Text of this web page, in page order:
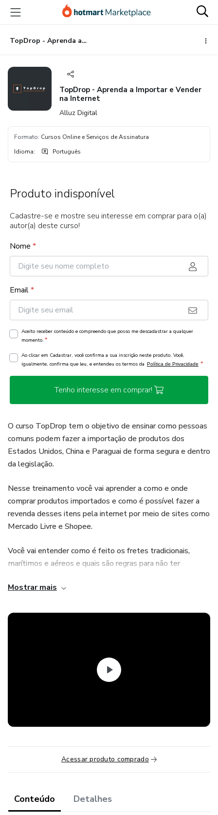
para
conteúdo
principal
para
pagamento
para
rodapé
TopDrop - Aprenda a Importar e Vender na Internet
TopDrop - Aprenda a Importar e Vender
na Internet
Alluz Digital
Formato: Cursos Online e Serviços de Assinatura
Idioma: Português
Produto indisponível
Cadastre-se e mostre seu interesse em comprar para o(a)
autor(a) deste curso!
Nome *
Email*
Aceito receber conteúdo e compreendo que posso me descadastrar a qualquer
momento. *
Ao clicar em Cadastrar, você confirma a sua inscrição neste produto. Você,
igualmente, confirma que leu, e entendeu os termos da Política de Privacidade *
Tenho interesse em comprar!
O curso TopDrop tem o objetivo de ensinar como pessoas
comuns podem fazer a importação de produtos dos
Estados Unidos, China e Paraguai de forma segura e dentro
da legislação.
Nesse treinamento você vai aprender a como e onde
comprar produtos importados e como é possível fazer a
revenda desses itens pela internet por meio de sites como
Mercado Livre e Shopee.
Você vai entender como é feito os fretes tradicionais,
marítimos e aéreos e quais são regras para não ter
avançado, passando desde como fazer cadastros em
Mostrar mais
Acessar produto comprado
Conteúdo Detalhes